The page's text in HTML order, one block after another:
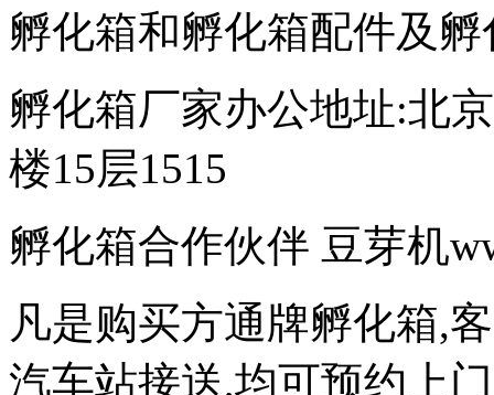
孵化箱和孵化箱配件及
孵化箱厂家办公地址:北
楼15层1515
孵化箱合作伙伴 豆芽机
凡是购买方通牌孵化箱,
汽车站接送,均可预约上